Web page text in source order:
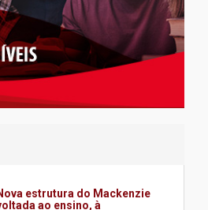
estrutura do Mackenzie
ao ensino, à